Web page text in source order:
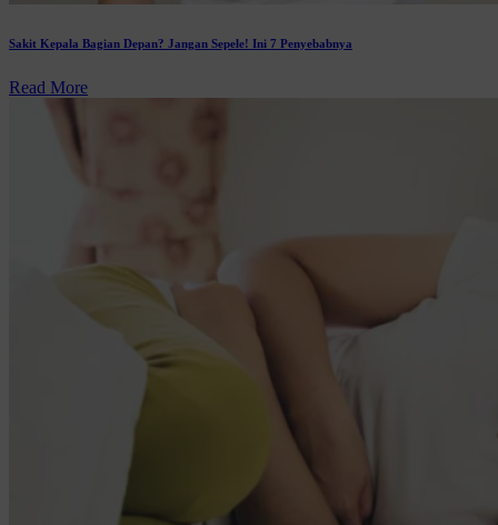
Sakit Kepala Bagian Depan? Jangan Sepele! Ini 7 Penyebabnya
Read More